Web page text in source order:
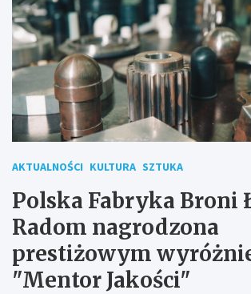
AKTUALNOŚCI KULTURA SZTUKA
Polska Fabryka Broni
Radom nagrodzona
prestiżowym
"Mentor Jakości"